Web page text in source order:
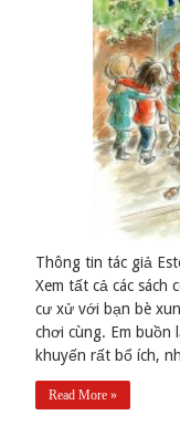
Thông tin tác giả
Xem tất cả các sách
cư xử với bạn bè
chơi cùng. Em buồn
khuyến rất bổ ích,
Read More »